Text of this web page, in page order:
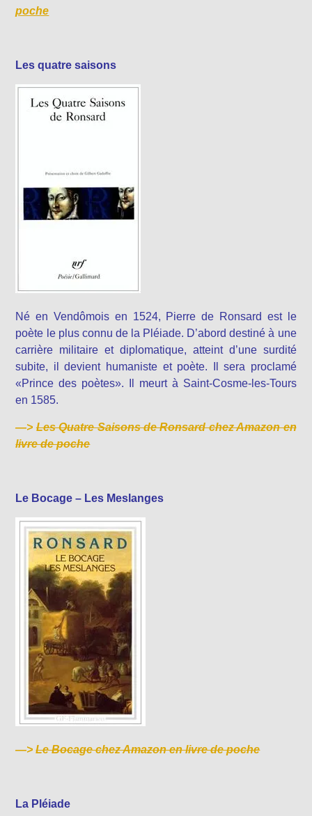
poche
Les quatre saisons
Né en Vendômois en 1524, Pierre de Ronsard est le
poète le plus connu de la Pléiade. D’abord destiné à une
carrière militaire et diplomatique, atteint d’une surdité
subite, il devient humaniste et poète. Il sera proclamé
«Prince des poètes». Il meurt à Saint-Cosme-les-Tours
en 1585.
—>Les Quatre Saisons de Ronsard chez Amazon en
livre de poche
Le Bocage – Les Meslanges
—>Le Bocage chez Amazon en livre de poche
La Pléiade